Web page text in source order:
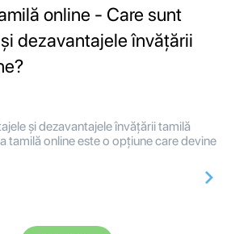
online - Care sunt
dezavantajele învățării
și dezavantajele învățării tamilă
tamilă online este o opțiune care devine